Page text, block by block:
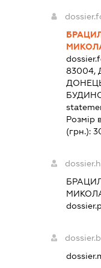
83004,
Розмір
(грн.):